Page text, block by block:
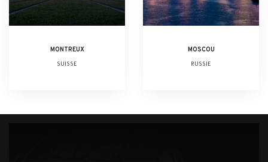
MONTREUX
SUISSE
MOSCOU
RUSSIE